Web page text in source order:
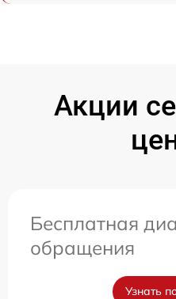
Акции
Бесплатная
обращения
Узнать